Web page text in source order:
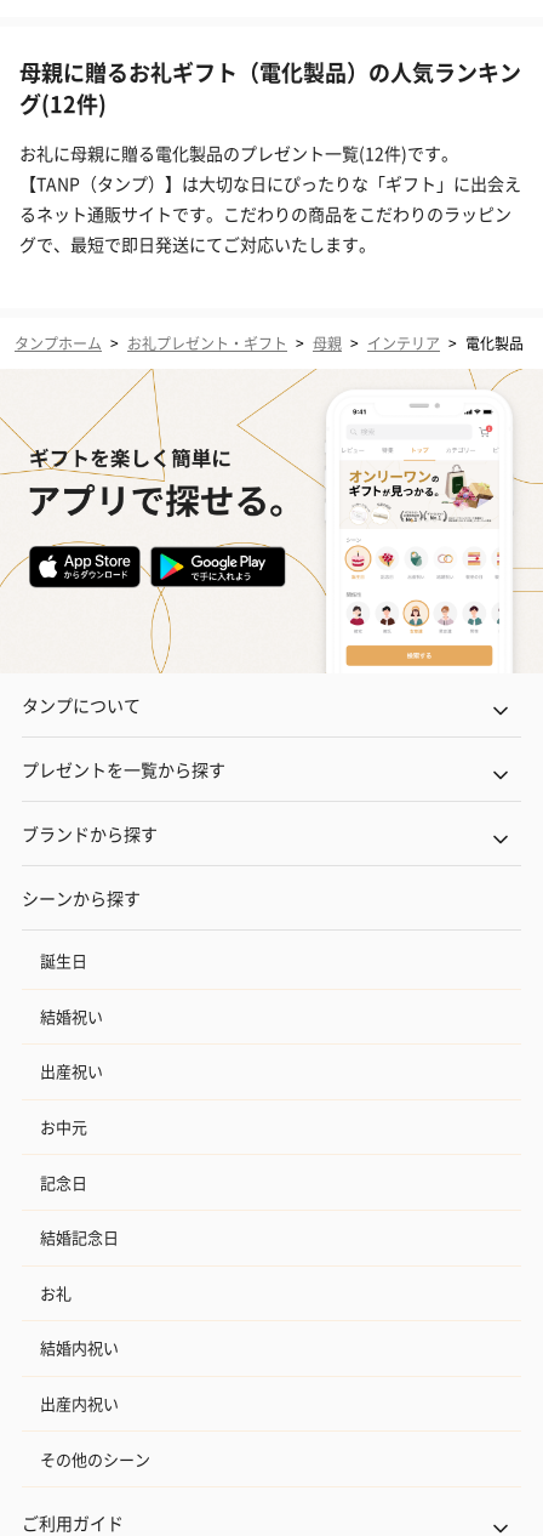
母親に贈るお礼ギフト（電化製品）の人気ランキン
グ(12件)
お礼に母親に贈る電化製品のプレゼント一覧(12件)です。
【TANP（タンプ）】は大切な日にぴったりな「ギフト」に出会え
るネット通販サイトです。こだわりの商品をこだわりのラッピン
グで、最短で即日発送にてご対応いたします。
タンプホーム > お礼プレゼント・ギフト > 母親 > インテリア > 電化製品
タンプについて
プレゼントを一覧から探す
ブランドから探す
シーンから探す
誕生日
結婚祝い
出産祝い
お中元
記念日
結婚記念日
お礼
結婚内祝い
出産内祝い
その他のシーン
ご利用ガイド